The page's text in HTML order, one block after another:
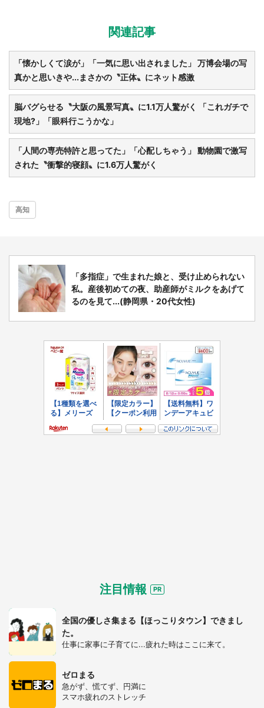
関連記事
「懐かしくて涙が」「一気に思い出されました」 万博会場の写
真かと思いきや...まさかの〝正体〟にネット感激
脳バグらせる〝大阪の風景写真〟に1.1万人驚がく 「これガチで
現地?」「眼科行こうかな」
「人間の専売特許と思ってた」「心配しちゃう」 動物園で激写
された〝衝撃的寝顔〟に1.6万人驚がく
高知
「多指症」で生まれた娘と、受け止められない
私。産後初めての夜、助産師がミルクをあげて
るのを見て...(静岡県・20代女性)
注目情報
全国の優しさ集まる【ほっこりタウン】できまし
た。
仕事に家事に子育てに...疲れた時はここに来て。
ゼロまる
急がず、慌てず、円満に
スマホ疲れのストレッチ